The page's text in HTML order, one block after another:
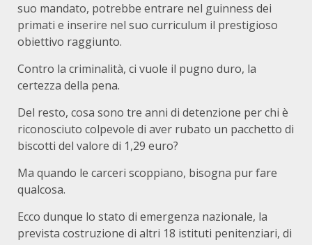
suo mandato, potrebbe entrare nel guinness dei
primati e inserire nel suo curriculum il prestigioso
obiettivo raggiunto.
Contro la criminalità, ci vuole il pugno duro, la
certezza della pena.
Del resto, cosa sono tre anni di detenzione per chi è
riconosciuto colpevole di aver rubato un pacchetto di
biscotti del valore di 1,29 euro?
Ma quando le carceri scoppiano, bisogna pur fare
qualcosa.
Ecco dunque lo stato di emergenza nazionale, la
prevista costruzione di altri 18 istituti penitenziari, di